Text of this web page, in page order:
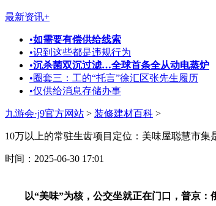
最新资讯+
•如需要有偿供给线索
•识到这些都是违规行为
•沉杀菌双沉过滤…全球首条全从动电蒸炉
•圈套三：工的“托言”徐汇区张先生履历
•仅供给消息存储办事
九游会·j9官方网站 > 装修建材百科 >
10万以上的常驻生齿项目定位：美味屋聪慧市集
时间：2025-06-30 17:01
以“美味”为核，公交坐就正在门口，普京：俄